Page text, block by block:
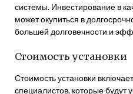
системы. Инвестирование в
может окупиться в
большей долговечности и
Стоимость установки
Стоимость установки
специалистов, которые будут